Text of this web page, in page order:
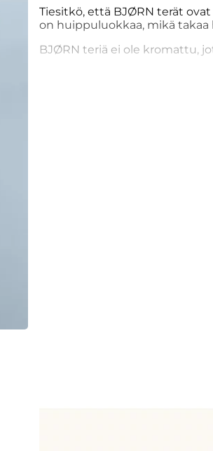
Tiesitkö, että BJØRN terät
on huippuluokkaa, mikä takaa
BJØRN teriä ei ole kromattu,